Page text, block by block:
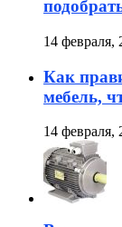
14 февраля,
Как
мебель,
14 февраля,